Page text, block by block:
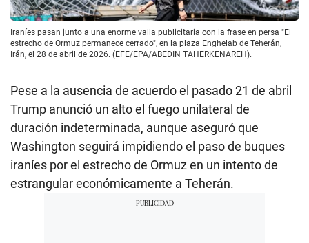
Iraníes pasan junto a una enorme valla publicitaria con la frase en persa "El
estrecho de Ormuz permanece cerrado", en la plaza Enghelab de Teherán,
Irán, el 28 de abril de 2026. (EFE/EPA/ABEDIN TAHERKENAREH).
Pese a la ausencia de acuerdo el pasado 21 de abril
Trump anunció un alto el fuego unilateral de
duración indeterminada, aunque aseguró que
Washington seguirá impidiendo el paso de buques
iraníes por el estrecho de Ormuz en un intento de
estrangular económicamente a Teherán.